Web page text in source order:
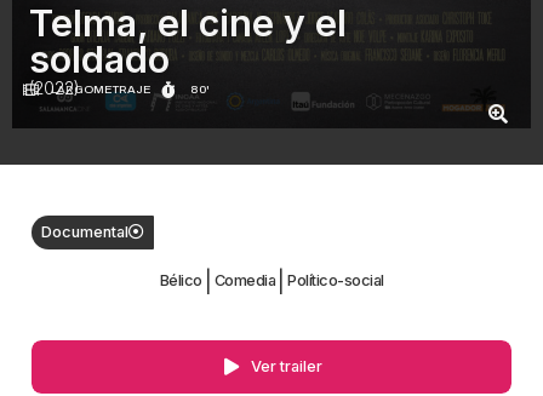
LARGOMETRAJE 80'
Telma, el cine y el
soldado
(2022)
Documental
Bélico Comedia Político-social
Ver trailer